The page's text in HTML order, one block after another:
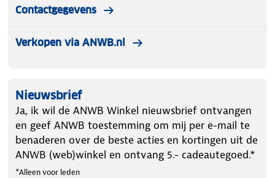
Contactgegevens
Verkopen via ANWB.nl
Nieuwsbrief
Ja, ik wil de ANWB Winkel nieuwsbrief ontvangen
en geef ANWB toestemming om mij per e-mail te
benaderen over de beste acties en kortingen uit de
ANWB (web)winkel en ontvang 5.- cadeautegoed.*
*Alleen voor leden